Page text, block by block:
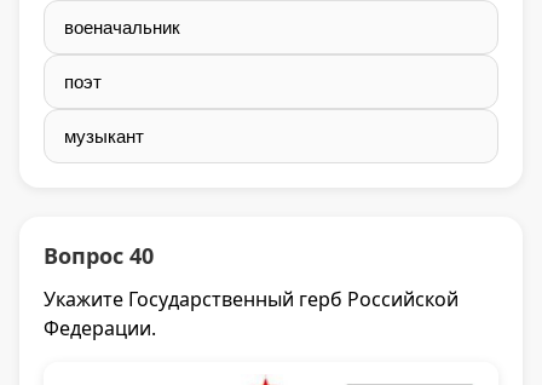
военачальник
поэт
музыкант
Вопрос 40
Укажите Государственный герб Российской
Федерации.